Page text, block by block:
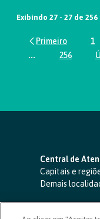
Exibindo 27 - 27 de
1
...Páginas Página
256
Central de
Capitais e
Demais
SAC 24 horas-